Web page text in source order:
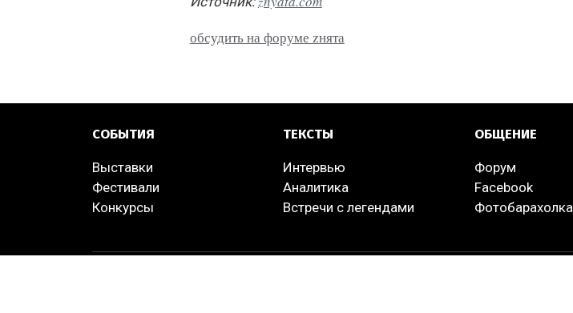
обсудить на форуме zнята
СОБЫТИЯ
Выставки
Фестивали
Конкурсы
ТЕКСТЫ
Интервью
Аналитика
Встречи с легендами
ОБЩЕНИЕ
Форум
Facebook
Фотобарахолка